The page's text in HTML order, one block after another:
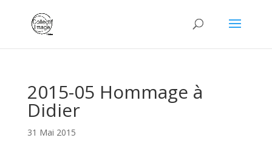
2015-05 Hommage à
Didier
31 Mai 2015